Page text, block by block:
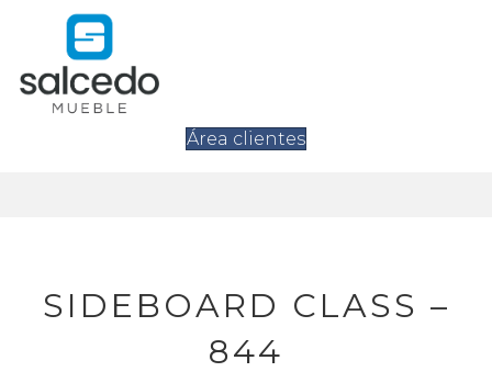
Área clientes
SIDEBOARD CLASS –
844